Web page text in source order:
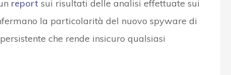
reportsui risultati delle analisi effettuate sui
la particolarità del nuovo spyware di
che rende insicuro qualsiasi